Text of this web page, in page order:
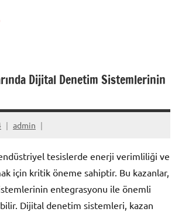
Dijital Denetim Sistemlerinin
admin
tesislerde enerji verimliliği ve
için kritik öneme sahiptir. Bu kazanlar,
entegrasyonu ile önemli
Dijital denetim sistemleri, kazan